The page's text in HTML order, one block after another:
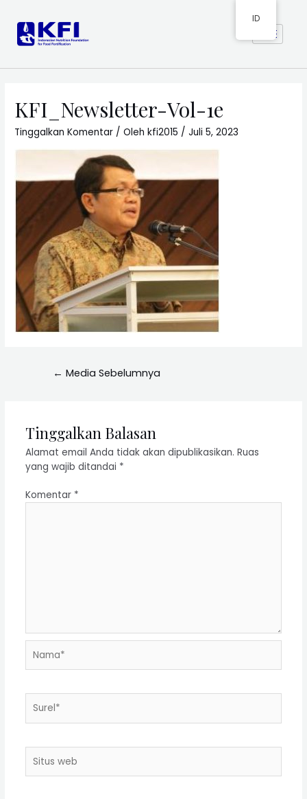
KFI_Newsletter-Vol-1e
Tinggalkan Komentar / Olehkfi2015 /Juli 5, 2023
← Media Sebelumnya
Tinggalkan Balasan
Alamat email Anda tidak akan dipublikasikan. Ruas
yang wajib ditandai *
Komentar *
ID